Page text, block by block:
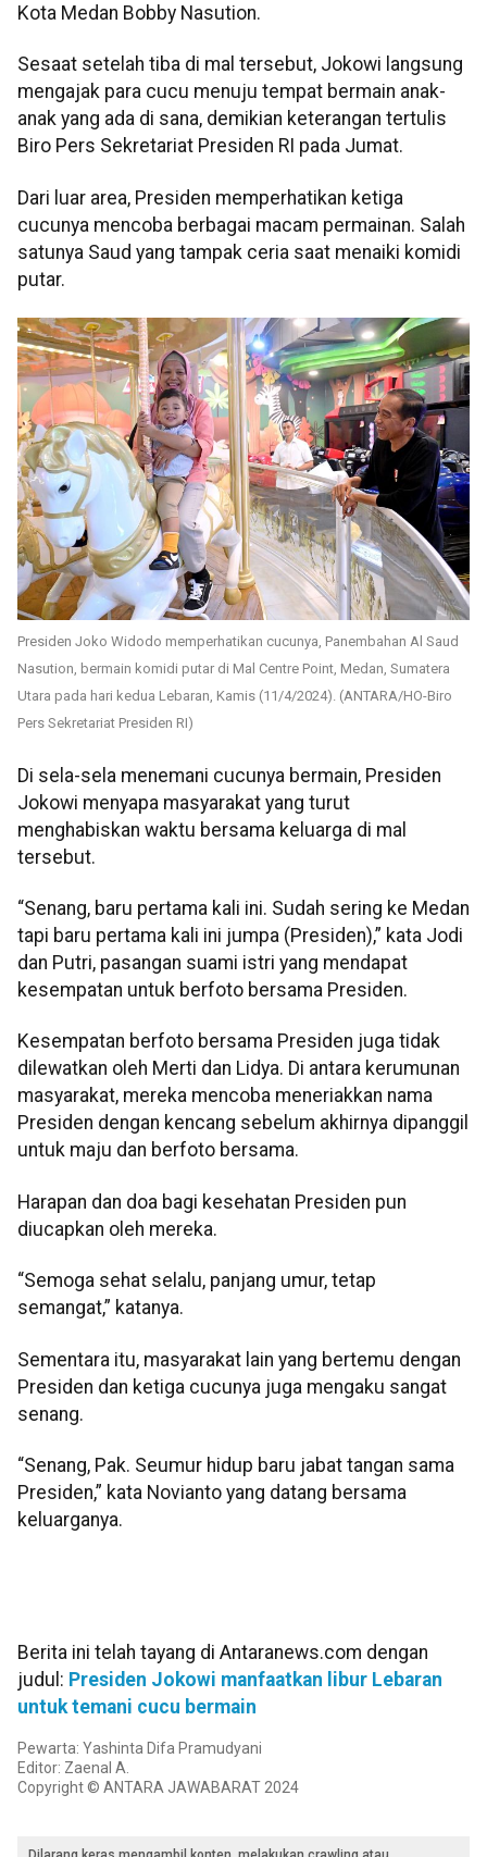
Kota Medan Bobby Nasution.
Sesaat setelah tiba di mal tersebut, Jokowi langsung
mengajak para cucu menuju tempat bermain anak-
anak yang ada di sana, demikian keterangan tertulis
Biro Pers Sekretariat Presiden RI pada Jumat.
Dari luar area, Presiden memperhatikan ketiga
cucunya mencoba berbagai macam permainan. Salah
satunya Saud yang tampak ceria saat menaiki komidi
putar.
Presiden Joko Widodo memperhatikan cucunya, Panembahan Al Saud
Nasution, bermain komidi putar di Mal Centre Point, Medan, Sumatera
Utara pada hari kedua Lebaran, Kamis (11/4/2024). (ANTARA/HO-Biro
Pers Sekretariat Presiden RI)
Di sela-sela menemani cucunya bermain, Presiden
Jokowi menyapa masyarakat yang turut
menghabiskan waktu bersama keluarga di mal
tersebut.
“Senang, baru pertama kali ini. Sudah sering ke Medan
tapi baru pertama kali ini jumpa (Presiden),” kata Jodi
dan Putri, pasangan suami istri yang mendapat
kesempatan untuk berfoto bersama Presiden.
Kesempatan berfoto bersama Presiden juga tidak
dilewatkan oleh Merti dan Lidya. Di antara kerumunan
masyarakat, mereka mencoba meneriakkan nama
Presiden dengan kencang sebelum akhirnya dipanggil
untuk maju dan berfoto bersama.
Harapan dan doa bagi kesehatan Presiden pun
diucapkan oleh mereka.
“Semoga sehat selalu, panjang umur, tetap
semangat,” katanya.
Sementara itu, masyarakat lain yang bertemu dengan
Presiden dan ketiga cucunya juga mengaku sangat
senang.
“Senang, Pak. Seumur hidup baru jabat tangan sama
Presiden,” kata Novianto yang datang bersama
keluarganya.
Berita ini telah tayang di Antaranews.com dengan
judul: Presiden Jokowi manfaatkan libur Lebaran
untuk temani cucu bermain
Pewarta: Yashinta Difa Pramudyani
Editor: Zaenal A.
Copyright © ANTARA JAWABARAT 2024